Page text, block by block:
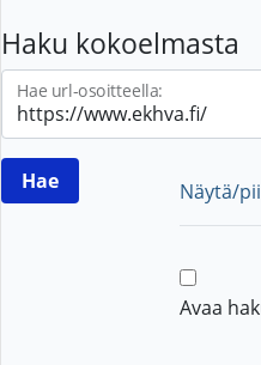
Haku kokoelmasta
Hae url-osoitteella:
Näytä/
Avaa